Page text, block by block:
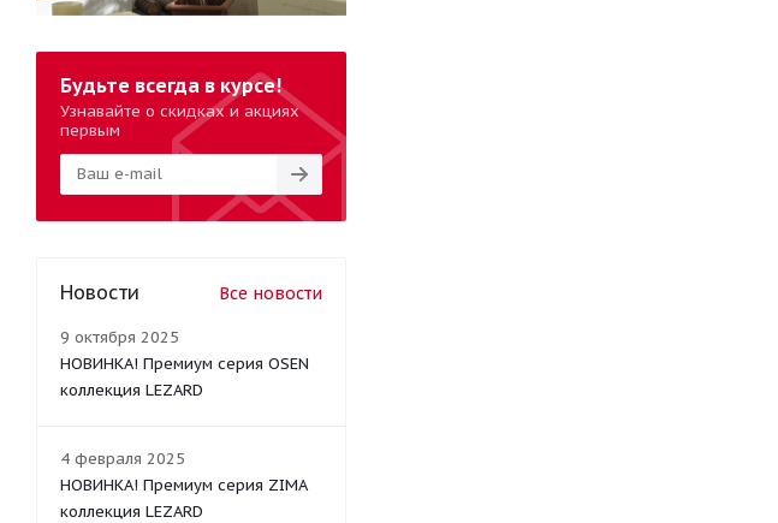
Будьте всегда в курсе!
Узнавайте о скидках и акциях
первым
Новости Все новости
9 октября 2025
НОВИНКА! Премиум серия OSEN
коллекция LEZARD
4 февраля 2025
НОВИНКА! Премиум серия ZIMA
коллекция LEZARD